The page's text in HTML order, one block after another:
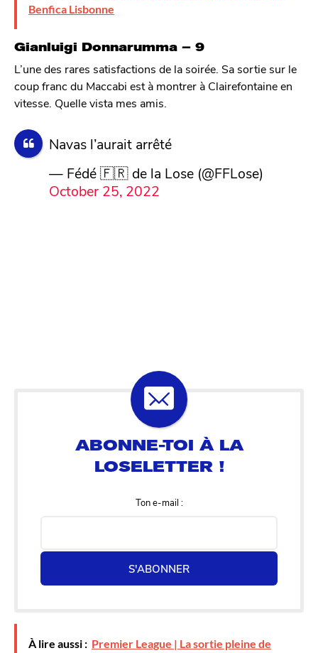
Benfica Lisbonne
Gianluigi Donnarumma – 9
L’une des rares satisfactions de la soirée. Sa sortie sur le
coup franc du Maccabi est à montrer à Clairefontaine en
vitesse. Quelle vista mes amis.
Navas l’aurait arrêté
— Fédé 🇫🇷 de la Lose (@FFLose)
October 25, 2022
Ton e-mail :
S'ABONNER
À lire aussi : Premier League | La sortie pleine de